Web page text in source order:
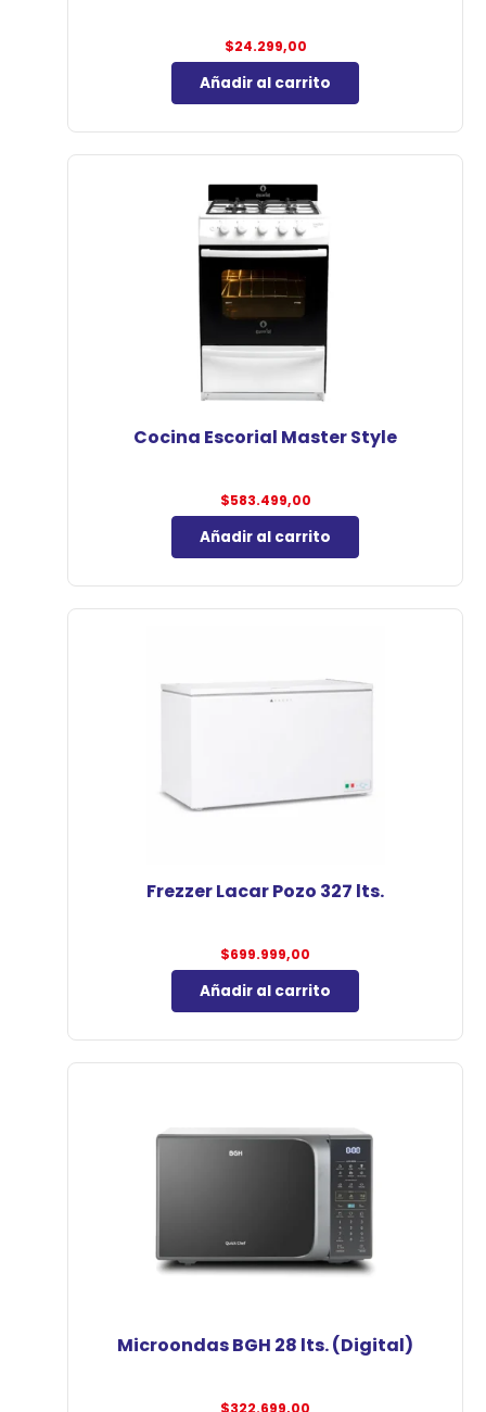
$24.299,00
Añadir al carrito
Cocina Escorial Master Style
$583.499,00
Añadir al carrito
Frezzer Lacar Pozo 327 lts.
$699.999,00
Añadir al carrito
Microondas BGH 28 lts. (Digital)